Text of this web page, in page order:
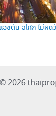
ชตัน อโศก ไม่ผิด
2026